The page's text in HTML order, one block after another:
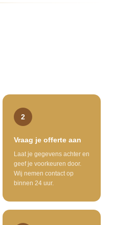
2
Vraag je offerte aan
Laat je gegevens achter en
geef je voorkeuren door.
Wij nemen contact op
binnen 24 uur.